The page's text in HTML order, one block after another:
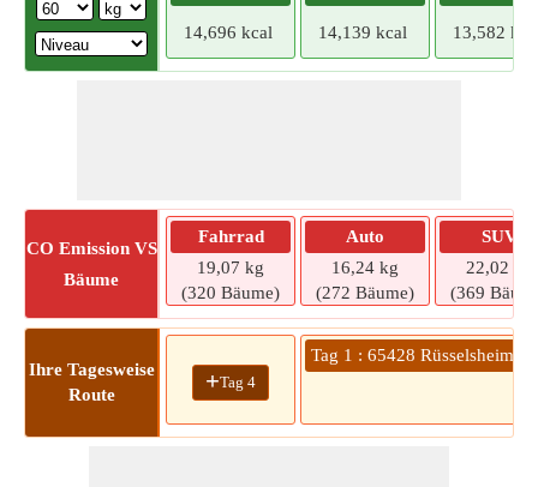
14,696 kcal 14,139 kcal 13,582
CO Emission VS
Bäume
Fahrrad
19,07 kg
(320 Bäume)
Auto
16,24 kg
(272 Bäume)
SUV
22,02 kg
(369
Ihre Tagesweise
Route
+Tag 4
Tag 1 : 65428 Rüsselsheim